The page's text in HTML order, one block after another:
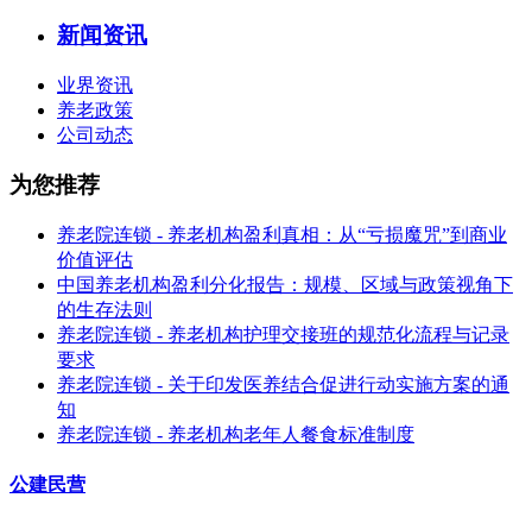
新闻资讯
业界资讯
养老政策
公司动态
为您推荐
养老院连锁 - 养老机构盈利真相：从“亏损魔咒”到商业
价值评估
中国养老机构盈利分化报告：规模、区域与政策视角下
的生存法则
养老院连锁 - 养老机构护理交接班的规范化流程与记录
要求
养老院连锁 - 关于印发医养结合促进行动实施方案的通
知
养老院连锁 - 养老机构老年人餐食标准制度
公建民营